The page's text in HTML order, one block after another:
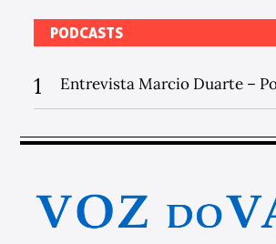
PODCASTS
1 Entrevista Marcio Duarte –